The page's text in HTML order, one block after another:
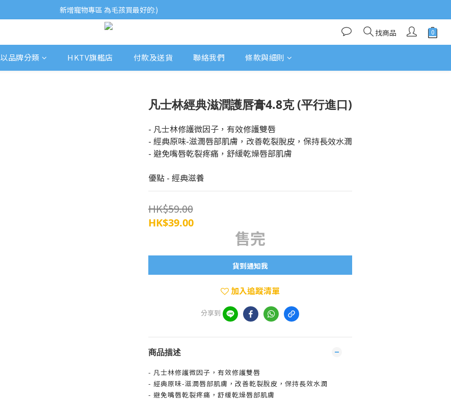
歡迎瀏覽ECCB個人護理專家 嚴選優質品牌
新增寵物專區 為毛孩買最好的:)
歡迎瀏覽ECCB個人護理專家 嚴選優質品牌 找商品
以品牌分類 HKTV旗艦店 付款及送貨 聯絡我們 條款與細則
凡士林經典滋潤護唇膏4.8克 (平行進口)
- 凡士林修護微因子，有效修護雙唇
- 經典原味-滋潤唇部肌膚，改善乾裂脫皮，保持長效水潤
- 避免嘴唇乾裂疼痛，舒緩乾燥唇部肌膚
優點 - 經典滋養
HK$59.00
HK$39.00
售完
貨到通知我
加入追蹤清單
分享到
商品描述
- 凡士林修護微因子，有效修護雙唇
- 經典原味-滋潤唇部肌膚，改善乾裂脫皮，保持長效水潤
- 避免嘴唇乾裂疼痛，舒緩乾燥唇部肌膚